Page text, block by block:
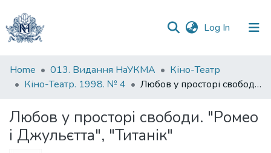
Log In (current)
Communities
&
All of DSpace
Home 013. Видання НаУКМА
Кіно-Театр
Кіно-Театр. 1998. № 4
Любов у просторі свободи. "Ромео і Джульєтта", "Титанік"
Любов у просторі свободи. "Ромео
і Джульєтта", "Титанік"